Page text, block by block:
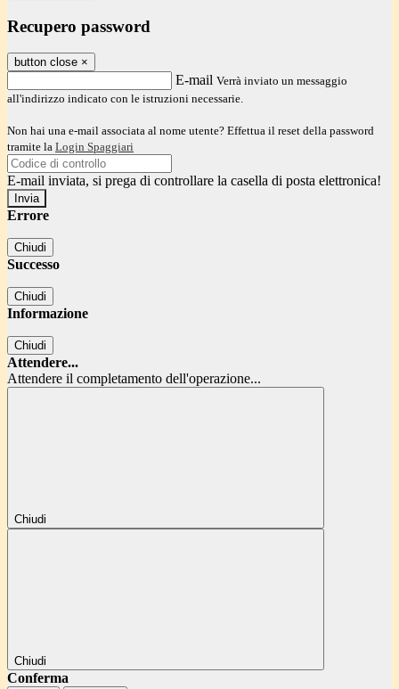
Recupero password
button close ×
E-mail Verrà inviato un messaggio
all'indirizzo indicato con le istruzioni necessarie.
Non hai una e-mail associata al nome utente? Effettua il reset della password
tramite la Login Spaggiari
E-mail inviata, si prega di controllare la casella di posta elettronica!
Errore
Chiudi
Successo
Chiudi
Informazione
Chiudi
Attendere...
Attendere il completamento dell'operazione...
Chiudi
Chiudi
Conferma